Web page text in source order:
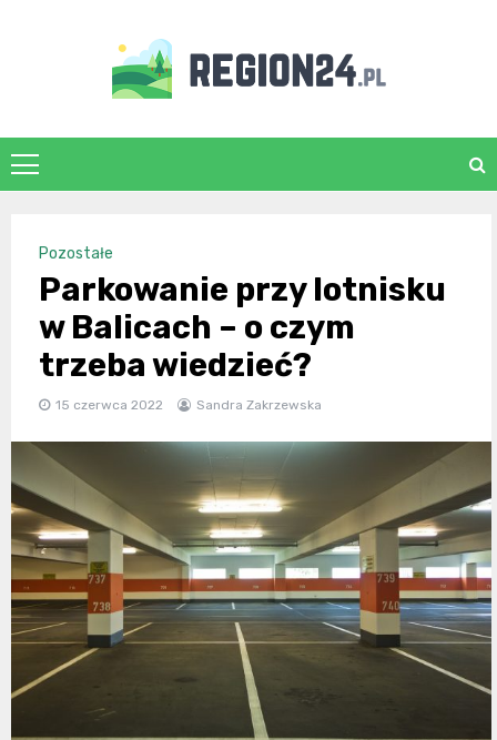
region24.pl
Pozostałe
Parkowanie przy lotnisku
w Balicach – o czym
trzeba wiedzieć?
15 czerwca 2022 Sandra Zakrzewska